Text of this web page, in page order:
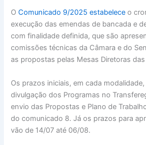
OComunicado 9/2025 estabelece o
execução das emendas de bancada e
com finalidade definida, que são
comissões técnicas da Câmara e do
as propostas pelas Mesas Diretoras
Os prazos iniciais, em cada
divulgação dos Programas no
envio das Propostas e Plano de
do comunicado 8. Já os prazos para
vão de 14/07 até 06/08.